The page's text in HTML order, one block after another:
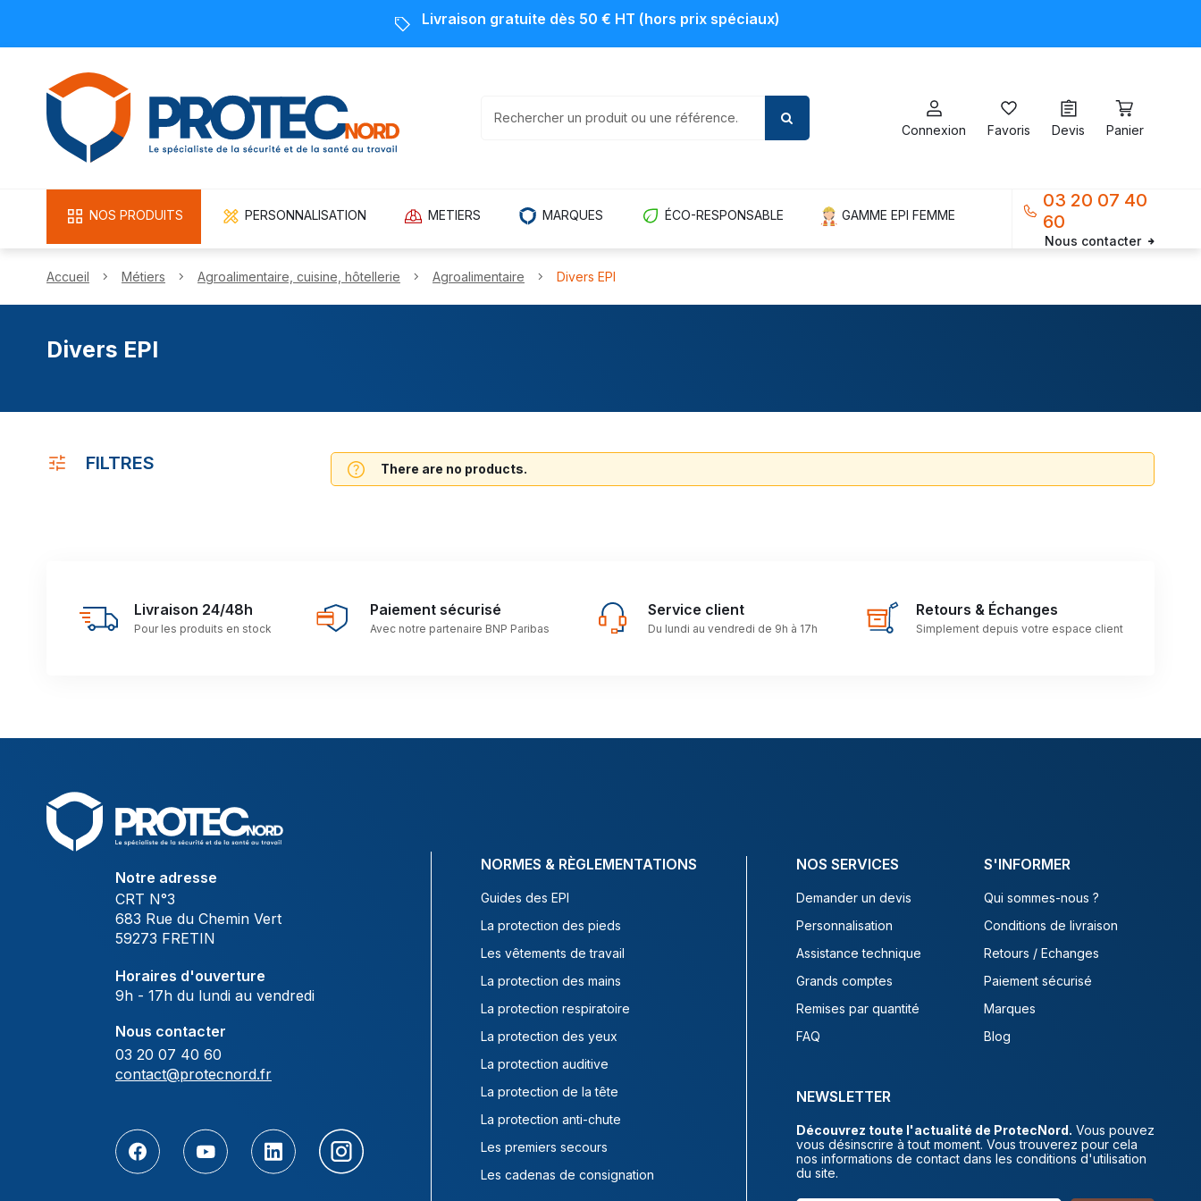
Livraison gratuite dès 50 € HT (hors prix spéciaux)
Connexion Favoris Devis Panier
NOS PRODUITS PERSONNALISATION METIERS MARQUES ÉCO-RESPONSABLE GAMME EPI FEMME
03 20 07 40
60
Nous contacter
Accueil Métiers Agroalimentaire, cuisine, hôtellerie Agroalimentaire Divers EPI
Divers EPI
There are no products.
FILTRES
Livraison 24/48h
Pour les produits en stock
Paiement sécurisé
Avec notre partenaire BNP Paribas
Service client
Du lundi au vendredi de 9h à 17h
Retours & Échanges
Simplement depuis votre espace client
Notre adresse
CRT N°3
683 Rue du Chemin Vert
59273 FRETIN
Horaires d'ouverture
9h - 17h du lundi au vendredi
Nous contacter
03 20 07 40 60
contact@protecnord.fr
NORMES & RÈGLEMENTATIONS
Guides des EPI
La protection des pieds
Les vêtements de travail
La protection des mains
La protection respiratoire
La protection des yeux
La protection auditive
La protection de la tête
La protection anti-chute
Les premiers secours
Les cadenas de consignation
NOS SERVICES
Demander un devis
Personnalisation
Assistance technique
Grands comptes
Remises par quantité
FAQ
S'INFORMER
Qui sommes-nous ?
Conditions de livraison
Retours / Echanges
Paiement sécurisé
Marques
Blog
NEWSLETTER
Découvrez toute l'actualité de ProtecNord. Vous pouvez
vous désinscrire à tout moment. Vous trouverez pour cela
nos informations de contact dans les conditions d'utilisation
du site.